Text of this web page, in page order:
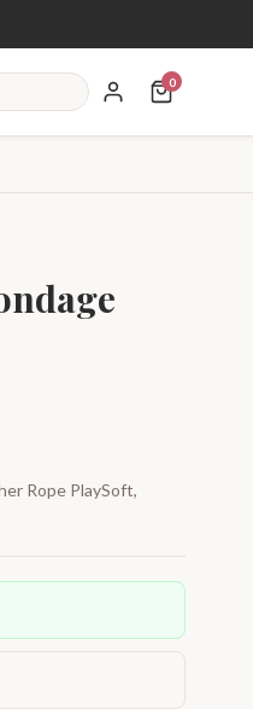
0
Rope PlaySoft,